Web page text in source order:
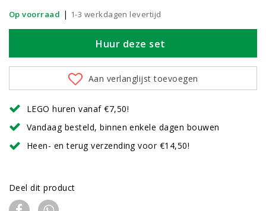
Op voorraad | 1-3 werkdagen levertijd
Huur deze set
Aan verlanglijst toevoegen
LEGO huren vanaf €7,50!
Vandaag besteld, binnen enkele dagen bouwen
Heen- en terug verzending voor €14,50!
Deel dit product